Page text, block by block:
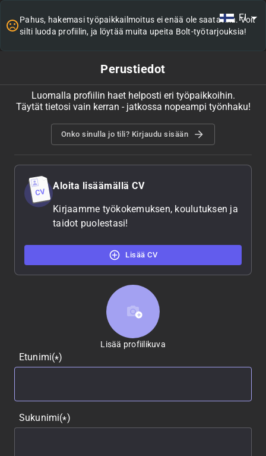
FI
Pahus, hakemasi työpaikkailmoitus ei enää ole saatavilla. Voit
silti luoda profiilin, ja löytää muita upeita Bolt-työtarjouksia!
Perustiedot
Luomalla profiilin haet helposti eri työpaikkoihin.
Täytät tietosi vain kerran - jatkossa nopeampi työnhaku!
Onko sinulla jo tili? Kirjaudu sisään
Aloita lisäämällä CV
Kirjaamme työkokemuksen, koulutuksen ja
taidot puolestasi!
Lisää CV
Lisää profiilikuva
Lisää profiilikuva
Etunimi(*)
Sukunimi(*)